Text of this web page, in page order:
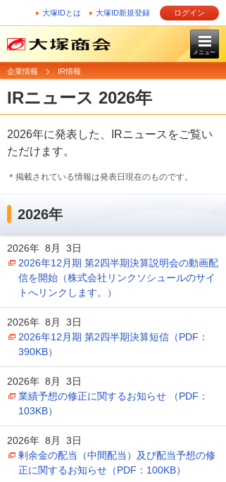
大塚IDとは 大塚ID新規登録 ログイン
メニュー
企業情報 IR情報
IRニュース 2026年
2026年に発表した、IRニュースをご覧い
ただけます。
＊掲載されている情報は発表日現在のものです。
2026年
2026年 8月 3日
2026年12月期 第2四半期決算説明会の動画配
信を開始（株式会社リンクソシュールのサイ
トへリンクします。）
2026年 8月 3日
2026年12月期 第2四半期決算短信（PDF：
390KB）
2026年 8月 3日
業績予想の修正に関するお知らせ （PDF：
103KB）
2026年 8月 3日
剰余金の配当（中間配当）及び配当予想の修
正に関するお知らせ（PDF：100KB）